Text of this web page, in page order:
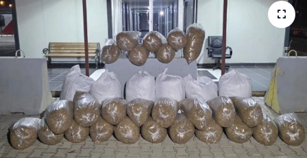
EĞİTİM
BÖLGE
KEŞFET